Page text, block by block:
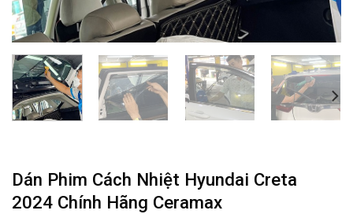
Dán Phim Cách Nhiệt Hyundai Creta
2024 Chính Hãng Ceramax